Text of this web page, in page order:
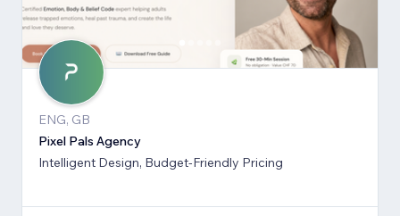
ENG, GB
Pixel Pals Agency
Intelligent Design, Budget-Friendly Pricing